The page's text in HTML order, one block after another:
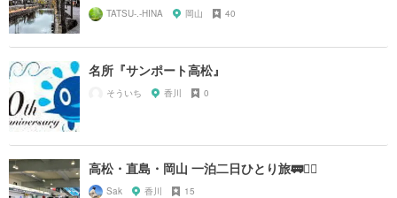
TATSU-.-HINA 岡山 40
名所『サンポート高松』
そういち 香川 0
高松・直島・岡山 一泊二日ひとり旅🚃🚴‍♂️
Sak 香川 15